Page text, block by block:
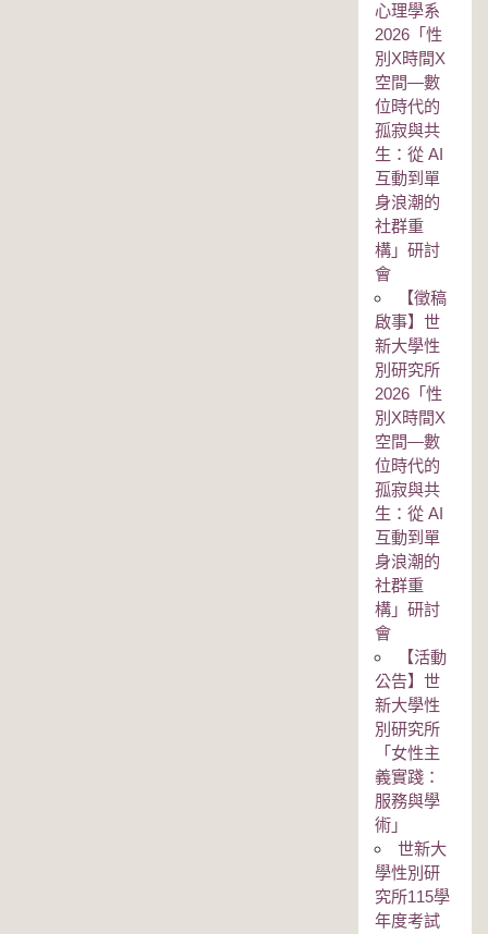
心理學系
2026「性
別Χ時間Χ
空間—數
位時代的
孤寂與共
生：從 AI
互動到單
身浪潮的
社群重
構」研討
會
【徵稿
啟事】世
新大學性
別研究所
2026「性
別Χ時間Χ
空間—數
位時代的
孤寂與共
生：從 AI
互動到單
身浪潮的
社群重
構」研討
會
【活動
公告】世
新大學性
別研究所
「女性主
義實踐：
服務與學
術」
世新大
學性別研
究所115學
年度考試